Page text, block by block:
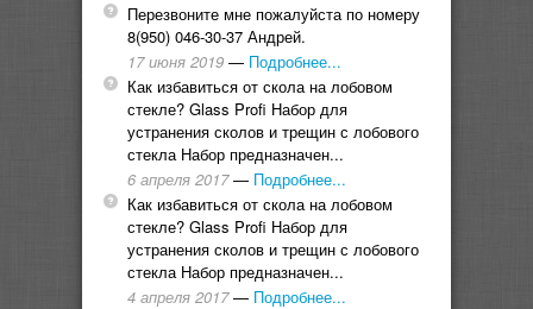
Перезвоните мне пожалуйста по номеру
8(950) 046-30-37 Андрей.
17 июня 2019 — Подробнее...
Как избавиться от скола на лобовом
стекле? Glass Profi Набор для
устранения сколов и трещин с лобового
стекла Набор предназначен...
6 апреля 2017— Подробнее...
Как избавиться от скола на лобовом
стекле? Glass Profi Набор для
устранения сколов и трещин с лобового
стекла Набор предназначен...
4 апреля 2017— Подробнее...